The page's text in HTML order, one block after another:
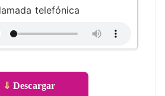
telefónica
⇓ Descargar